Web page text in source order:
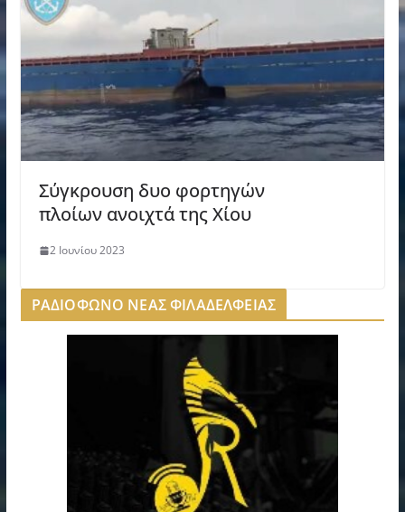
Σύγκρουση δυο φορτηγών
πλοίων ανοιχτά της Χίου
2 Ιουνίου 2023
ΡΑΔΙΟΦΩΝΟ ΝΕΑΣ ΦΙΛΑΔΕΛΦΕΙΑΣ